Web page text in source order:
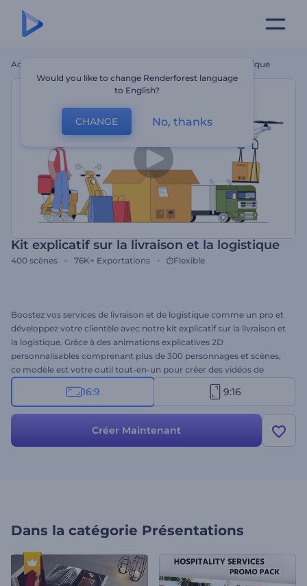
Accueil Kit Explicatif Sur La Livraison Et La Logistique
Kit explicatif sur la livraison et la logistique
400 scènes 76K+ Exportations Flexible
Boostez vos services de livraison et de logistique comme un pro et
développez votre clientèle avec notre kit explicatif sur la livraison et
la logistique. Grâce à des animations explicatives 2D
personnalisables comprenant plus de 300 personnages et scènes,
ce modèle est votre outil tout-en-un pour créer des vidéos de
qualité professionnelle. Sélectionnez et personnalisez les scènes à
partir de zéro avec vos textes, fichiers multimédias, musiques et
présenter des services, expliquer des processus de livraison,
promouvoir des offres spéciales et bien d'autres projets. Créez dès
16:9 9:16
Créer Maintenant
Dans la catégorie Présentations
Would you like to change Renderforest language
to English?
CHANGE No, thanks